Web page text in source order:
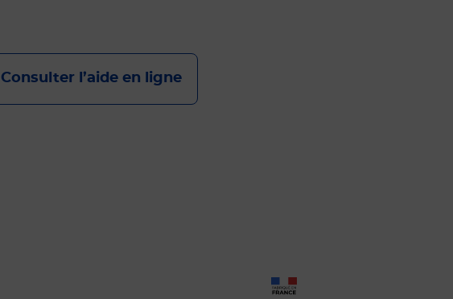
Consulter l’aide en ligne